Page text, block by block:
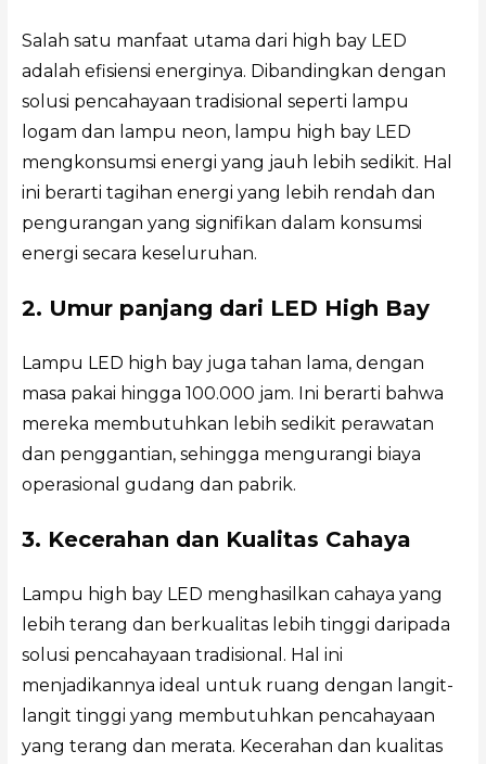
Salah satu manfaat utama dari high bay LED
adalah efisiensi energinya. Dibandingkan dengan
solusi pencahayaan tradisional seperti lampu
logam dan lampu neon, lampu high bay LED
mengkonsumsi energi yang jauh lebih sedikit. Hal
ini berarti tagihan energi yang lebih rendah dan
pengurangan yang signifikan dalam konsumsi
energi secara keseluruhan.
2. Umur panjang dari LED High Bay
Lampu LED high bay juga tahan lama, dengan
masa pakai hingga 100.000 jam. Ini berarti bahwa
mereka membutuhkan lebih sedikit perawatan
dan penggantian, sehingga mengurangi biaya
operasional gudang dan pabrik.
3. Kecerahan dan Kualitas Cahaya
Lampu high bay LED menghasilkan cahaya yang
lebih terang dan berkualitas lebih tinggi daripada
solusi pencahayaan tradisional. Hal ini
menjadikannya ideal untuk ruang dengan langit-
langit tinggi yang membutuhkan pencahayaan
yang terang dan merata. Kecerahan dan kualitas